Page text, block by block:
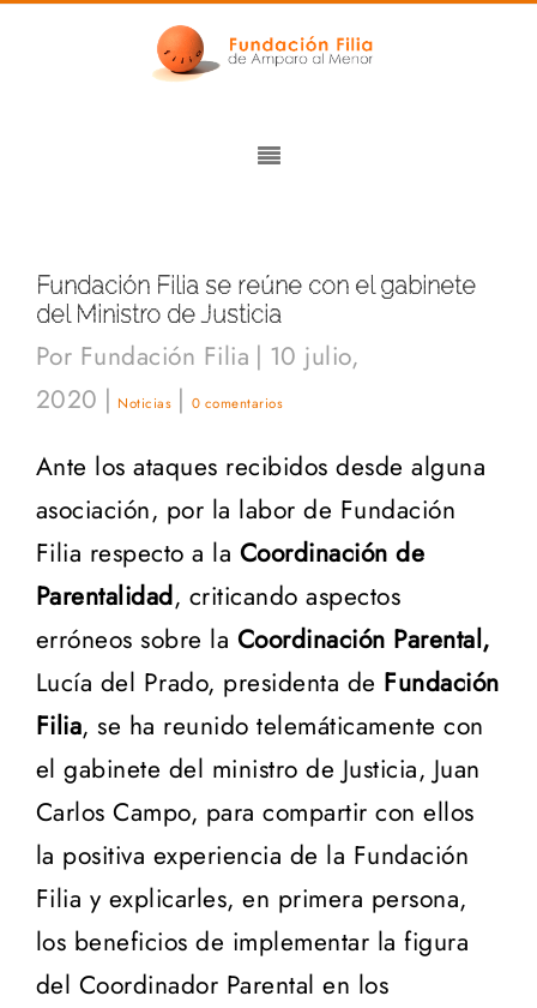
Fundación Filia se reúne con el gabinete
del Ministro de Justicia
Por Fundación Filia | 10 julio,
2020 | Noticias | 0 comentarios
Ante los ataques recibidos desde alguna
asociación, por la labor de Fundación
Filia respecto a la Coordinación de
Parentalidad, criticando aspectos
erróneos sobre la Coordinación Parental,
Lucía del Prado, presidenta de Fundación
Filia, se ha reunido telemáticamente con
el gabinete del ministro de Justicia, Juan
Carlos Campo, para compartir con ellos
la positiva experiencia de la Fundación
Filia y explicarles, en primera persona,
los beneficios de implementar la figura
del Coordinador Parental en los